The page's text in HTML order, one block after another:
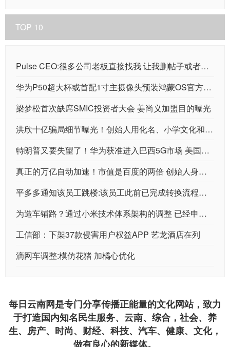
TOP 10
Pulse CEO:很多公司老板直接找我 让我删帖子或者帮忙查一下是谁发的
华为P50超大杯或首配1寸主摄像头预装鸿蒙OS官方版4月初发售
梁梦松首次缺席SMIC投资者大会 姜尚义加盟目的曝光
洪欣十亿骗局细节曝光！创始人用化名、小学文化和工厂设计来复制SMIC
特朗普又要失望了！华为获准进入巴西5G市场 美国制裁封锁无效
真正的万亿自动加速！市值是百度的两倍 创始人身价过千亿 电商会是爆点？
平多多通知该员工跳楼:该员工此前已完成转换流程绩效80分
为造车铺路？通过小米技术体系架构的调整 已经申请了800多项汽车专利
工信部：下架37款侵害用户权益APP 艺龙酒店在列
滴网车调整:模仿花猪 加橘心优化
每日云南网是专门分享传播正能量的文化网站，致力
于打造国内知名民生服务、云南、综合，社会、养
生、房产、时尚、财经、科技、汽车、健康、文化，
做有良心的新媒体。